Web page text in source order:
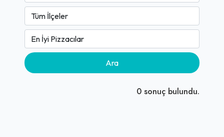
Ara
0 sonuç bulundu.